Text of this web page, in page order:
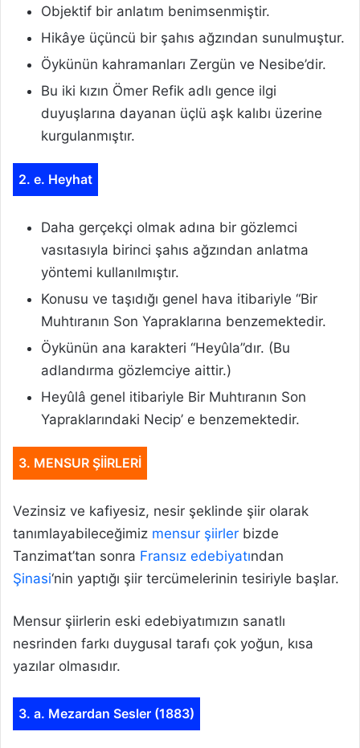
Objektif bir anlatım benimsenmiştir.
Hikâye üçüncü bir şahıs ağzından sunulmuştur.
Öykünün kahramanları Zergün ve Nesibe’dir.
Bu iki kızın Ömer Refik adlı gence ilgi
duyuşlarına dayanan üçlü aşk kalıbı üzerine
kurgulanmıştır.
2. e. Heyhat
Daha gerçekçi olmak adına bir gözlemci
vasıtasıyla birinci şahıs ağzından anlatma
yöntemi kullanılmıştır.
Konusu ve taşıdığı genel hava itibariyle “Bir
Muhtıranın Son Yapraklarına benzemektedir.
Öykünün ana karakteri “Heyûla”dır. (Bu
adlandırma gözlemciye aittir.)
Heyûlâ genel itibariyle Bir Muhtıranın Son
Yapraklarındaki Necip’ e benzemektedir.
3. MENSUR ŞİİRLERİ
Vezinsiz ve kafiyesiz, nesir şeklinde şiir olarak
tanımlayabileceğimiz mensur şiirler bizde
Tanzimat’tan sonra Fransız edebiyatından
Şinasi‘nin yaptığı şiir tercümelerinin tesiriyle başlar.
Mensur şiirlerin eski edebiyatımızın sanatlı
nesrinden farkı duygusal tarafı çok yoğun, kısa
yazılar olmasıdır.
3. a. Mezardan Sesler (1883)